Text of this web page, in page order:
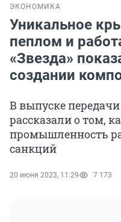
ЭКОНОМИКА
Уникальное
пеплом и
«Звезда»
создании
В выпуске
рассказали о том,
промышленность
санкций
20 июня 2023, 11:29 7 173